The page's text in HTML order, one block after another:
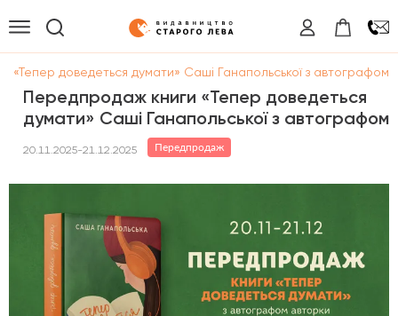
«Тепер доведеться думати» Саші Ганапольської з автографом
Передпродаж книги «Тепер доведеться
думати» Саші Ганапольської з автографом
20.11.2025-21.12.2025 Передпродаж